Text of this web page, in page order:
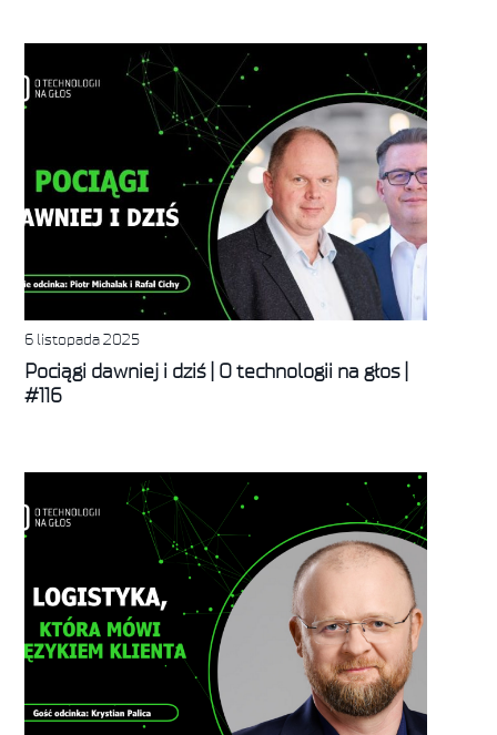
6 listopada 2025
Pociągi dawniej i dziś | O technologii na głos |
#116